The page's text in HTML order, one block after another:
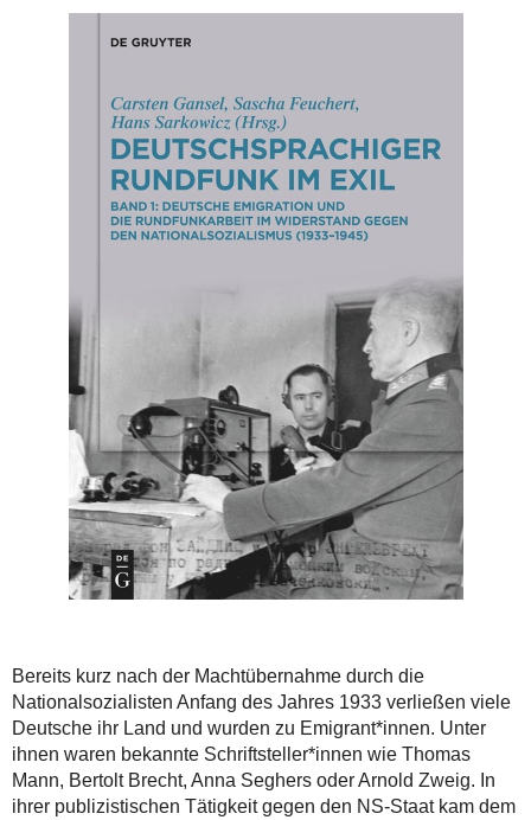
Bereits kurz nach der Machtübernahme durch die
Nationalsozialisten Anfang des Jahres 1933 verließen viele
Deutsche ihr Land und wurden zu Emigrant*innen. Unter
ihnen waren bekannte Schriftsteller*innen wie Thomas
Mann, Bertolt Brecht, Anna Seghers oder Arnold Zweig. In
ihrer publizistischen Tätigkeit gegen den NS-Staat kam dem